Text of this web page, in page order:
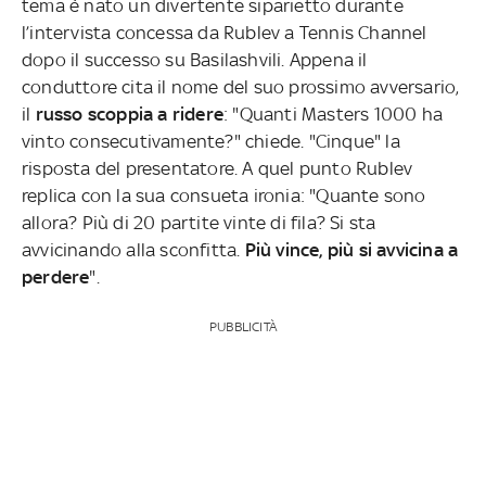
tema è nato un divertente siparietto durante
l’intervista concessa da Rublev a Tennis Channel
dopo il successo su Basilashvili. Appena il
conduttore cita il nome del suo prossimo avversario,
il russo scoppia a ridere: "Quanti Masters 1000 ha
vinto consecutivamente?" chiede. "Cinque" la
risposta del presentatore. A quel punto Rublev
replica con la sua consueta ironia: "Quante sono
allora? Più di 20 partite vinte di fila? Si sta
avvicinando alla sconfitta. Più vince, più si avvicina a
perdere".
PUBBLICITÀ